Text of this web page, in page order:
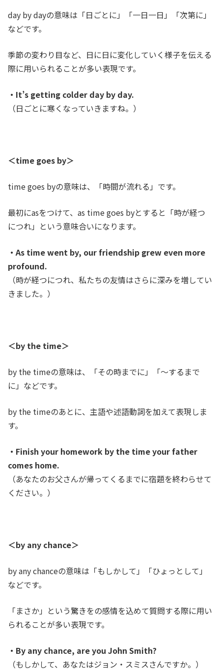
day by dayの意味は「日ごとに」「一日一日」「次第に」
などです。
季節の変わり目など、日に日に変化していく様子を伝える
際に用いられることが多い表現です。
・It’s getting colder day by day.
（日ごとに寒くなっていきますね。）
＜time goes by＞
time goes byの意味は、「時間が流れる」です。
最初にasをつけて、as time goes byとすると「時が経つ
につれ」という意味合いになります。
・As time went by, our friendship grew even more
profound.
（時が経つにつれ、私たちの友情はさらに深みを増してい
きました。）
＜by the time＞
by the timeの意味は、「その時までに」「〜するまで
に」などです。
by the timeのあとに、主語や述語動詞を加えて表現しま
す。
・Finish your homework by the time your father
comes home.
（あなたのお父さんが帰ってくるまでに宿題を終わらせて
ください。）
＜by any chance＞
by any chanceの意味は「もしかして」「ひょっとして」
などです。
「まさか」という驚きをの感情を込めて質問する際に用い
られることが多い表現です。
・By any chance, are you John Smith?
（もしかして、あなたはジョン・スミスさんですか。）